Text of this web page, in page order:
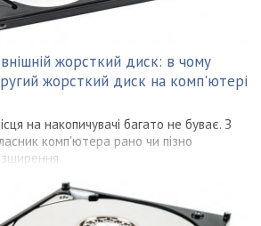
жорсткий диск: в чому
жорсткий диск на комп'ютері
на накопичувачі багато не буває. З
комп'ютера рано чи пізно